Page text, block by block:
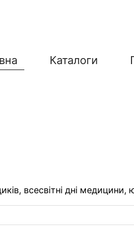
Каталоги
всесвітні дні